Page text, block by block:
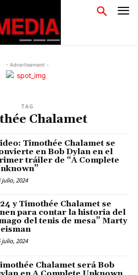
- Advertisement -
TAG
Chalamet
Timothée Chalamet se
en Bob Dylan en el
tráiler de “A Complete
julio, 2024
y Timothée Chalamet se
para contar la historia del
del tenis de mesa” Marty
julio, 2024
Chalamet será Bob